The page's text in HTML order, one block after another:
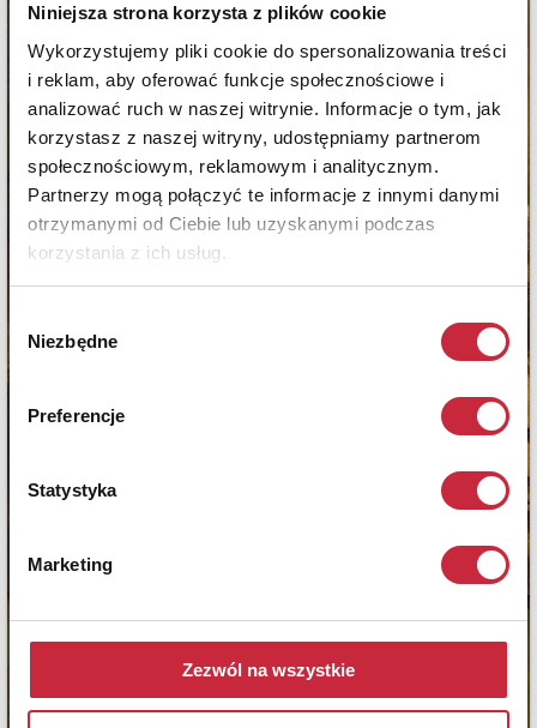
Niniejsza strona korzysta z plików cookie
Wykorzystujemy pliki cookie do spersonalizowania treści
i reklam, aby oferować funkcje społecznościowe i
analizować ruch w naszej witrynie. Informacje o tym, jak
korzystasz z naszej witryny, udostępniamy partnerom
społecznościowym, reklamowym i analitycznym.
Partnerzy mogą połączyć te informacje z innymi danymi
otrzymanymi od Ciebie lub uzyskanymi podczas
korzystania z ich usług.
zgody
Niezbędne
Preferencje
Statystyka
Marketing
Zezwól na wszystkie